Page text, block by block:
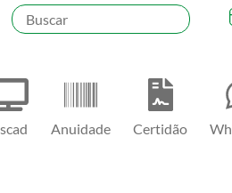
Anuidade Certidão